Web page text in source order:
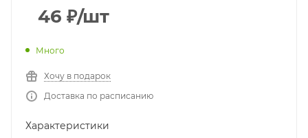
46 ₽/шт
Много
Хочу в подарок
Доставка по расписанию
Характеристики